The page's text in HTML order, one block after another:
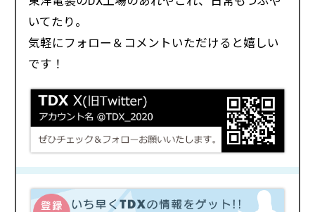
いてたり。
気軽にフォロー＆コメントいただけると嬉しい
です！